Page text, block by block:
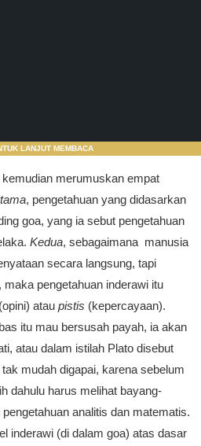
LANJUT MEMBACA
merumuskan empat
, pengetahuan yang didasarkan
goa, yang ia sebut pengetahuan
Kedua, sebagaimana manusia
secara langsung, tapi
pengetahuan inderawi itu
(opini) atau pistis (kepercayaan).
itu mau bersusah payah, ia akan
atau dalam istilah Plato disebut
tak mudah digapai, karena sebelum
dahulu harus melihat bayang-
analitis dan matematis.
inderawi (di dalam goa) atas dasar